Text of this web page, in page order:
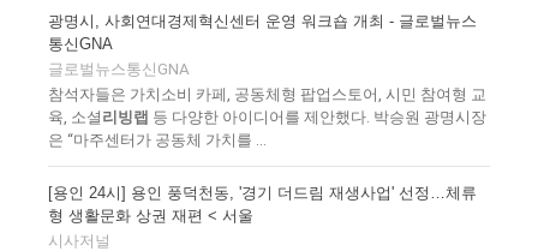
광명시, 사회연대경제혁신센터 운영 워크숍 개최 - 글로벌뉴스
통신GNA
글로벌뉴스통신GNA
참석자들은 가치소비 카페, 공동체형 팝업스토어, 시민 참여형 교
육, 소셜 리빙랩 등 다양한 아이디어를 제안했다. 박승원 광명시장
은 “마주센터가 공동체 가치를 ...
[용인 24시] 용인 풍덕천동, '경기 더드림 재생사업' 선정…체류
형 생활문화 상권 재편 < 서울
시사저널